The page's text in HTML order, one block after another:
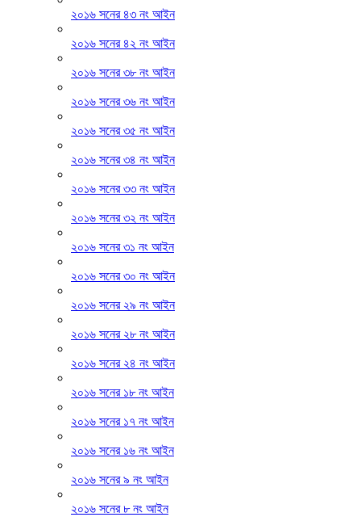
২০১৬ সনের ৪৩ নং আইন
২০১৬ সনের ৪২ নং আইন
২০১৬ সনের ৩৮ নং আইন
২০১৬ সনের ৩৬ নং আইন
২০১৬ সনের ৩৫ নং আইন
২০১৬ সনের ৩৪ নং আইন
২০১৬ সনের ৩৩ নং আইন
২০১৬ সনের ৩২ নং আইন
২০১৬ সনের ৩১ নং আইন
২০১৬ সনের ৩০ নং আইন
২০১৬ সনের ২৯ নং আইন
২০১৬ সনের ২৮ নং আইন
২০১৬ সনের ২৪ নং আইন
২০১৬ সনের ১৮ নং আইন
২০১৬ সনের ১৭ নং আইন
২০১৬ সনের ১৬ নং আইন
২০১৬ সনের ৯ নং আইন
২০১৬ সনের ৮ নং আইন